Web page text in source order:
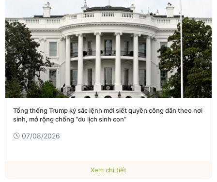
Tổng thống Trump ký sắc lệnh mới siết quyền công dân theo nơi
sinh, mở rộng chống “du lịch sinh con”
07/08/2026
Xem chi tiết